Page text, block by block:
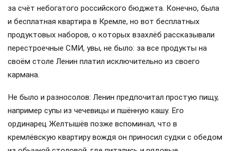
за счёт небогатого российского бюджета. Конечно, была
и бесплатная квартира в Кремле, но вот бесплатных
продуктовых наборов, о которых взахлёб рассказывали
перестроечные СМИ, увы, не было: за все продукты на
своём столе Ленин платил исключительно из своего
кармана.
Не было и разносолов: Ленин предпочитал простую пищу,
например супы из чечевицы и пшённую кашу. Его
ординарец Желтышёв позже вспоминал, что в
кремлёвскую квартиру вождя он приносил судки с обедом